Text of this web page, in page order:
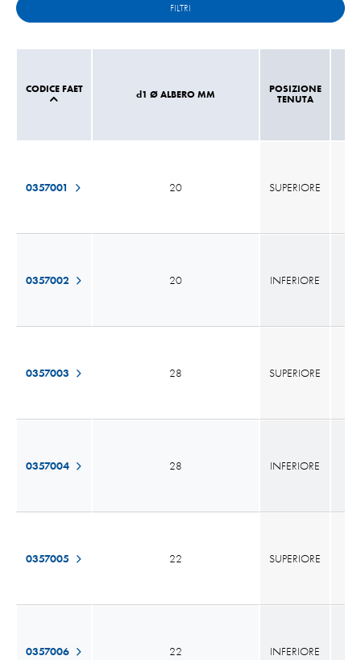
FILTRI
CODICE FAET d1 Ø ALBERO MM
0357001 20
0357002 20
0357003 28
0357004 28
0357005 22
0357006 22
POSIZIONE
TENUTA
SUPERIORE
INFERIORE
SUPERIORE
INFERIORE
SUPERIORE
INFERIORE